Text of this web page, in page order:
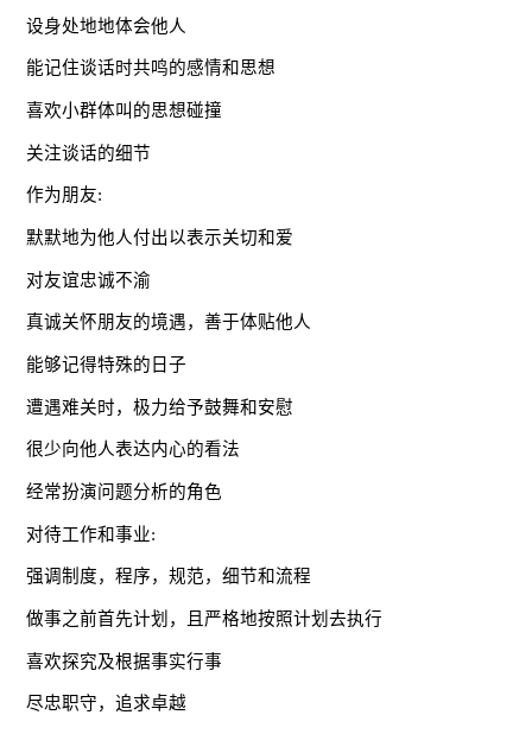
设身处地地体会他人
能记住谈话时共鸣的感情和思想
喜欢小群体叫的思想碰撞
关注谈话的细节
作为朋友:
默默地为他人付出以表示关切和爱
对友谊忠诚不渝
真诚关怀朋友的境遇，善于体贴他人
能够记得特殊的日子
遭遇难关时，极力给予鼓舞和安慰
很少向他人表达内心的看法
经常扮演问题分析的角色
对待工作和事业:
强调制度，程序，规范，细节和流程
做事之前首先计划，且严格地按照计划去执行
喜欢探究及根据事实行事
尽忠职守，追求卓越